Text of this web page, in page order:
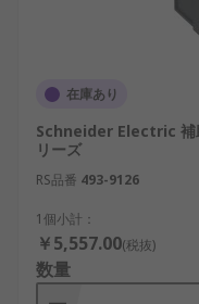
雑になる場合が
過酷な環境下で
定期的な保守点
電気的ノイズや
ります。
補助接点の選び
在庫あり
Schneider Electric 補
リーズ
RS品番 493-9126
1個小計：
￥5,557.00(税抜)
数量